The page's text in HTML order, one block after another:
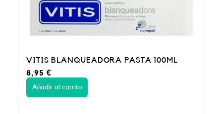
VITIS BLANQUEADORA PASTA 100ML
8,95 €
Añadir al carrito